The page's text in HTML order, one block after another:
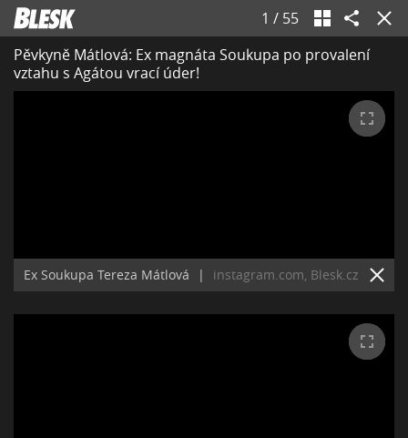
1 / 55
Pěvkyně Mátlová: Ex magnáta Soukupa po provalení
vztahu s Agátou vrací úder!
Ex Soukupa Tereza Mátlová | instagram.com, Blesk.cz